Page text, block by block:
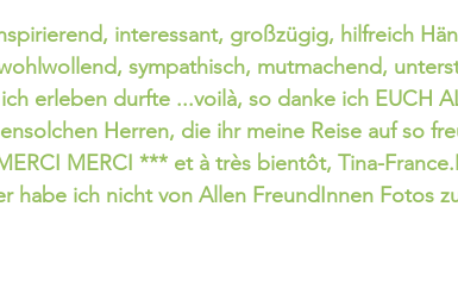
interessant, großzügig, hilfreich
sympathisch, mutmachend,
erleben durfte ...voilà, so danke ich EUCH
Herren, die ihr meine Reise auf so
MERCI *** et à très bientôt, Tina-
habe ich nicht von Allen FreundInnen Fotos